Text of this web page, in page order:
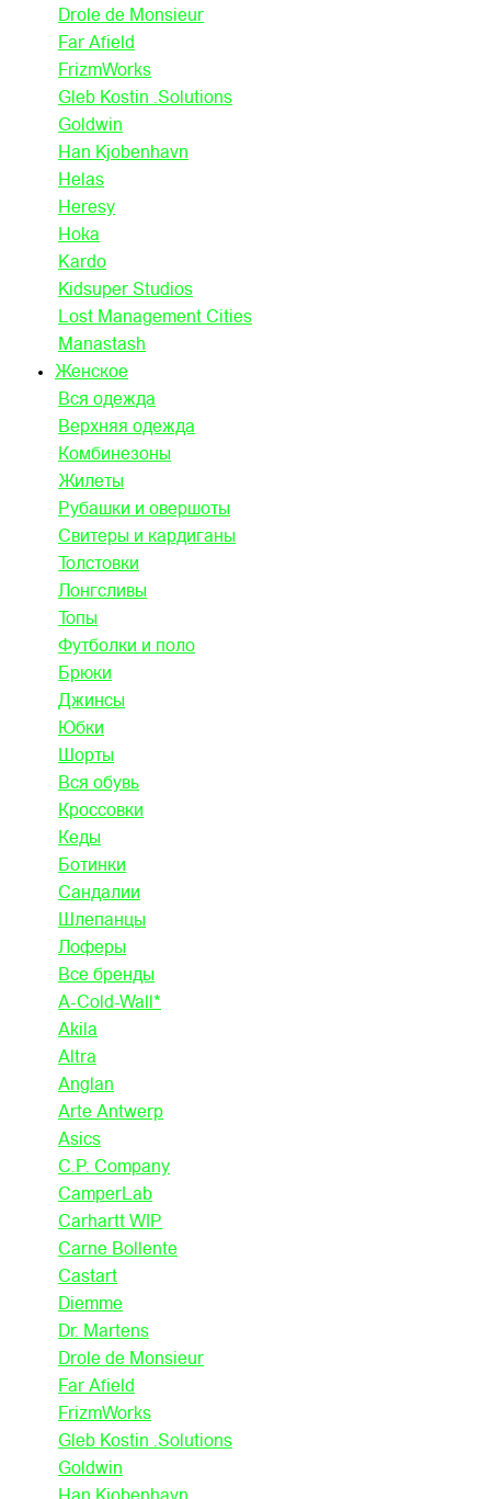
Drole de Monsieur
Far Afield
FrizmWorks
Gleb Kostin .Solutions
Goldwin
Han Kjobenhavn
Helas
Heresy
Hoka
Kardo
Kidsuper Studios
Lost Management Cities
Manastash
Женское
Вся одежда
Верхняя одежда
Комбинезоны
Жилеты
Рубашки и овершоты
Свитеры и кардиганы
Толстовки
Лонгсливы
Топы
Футболки и поло
Брюки
Джинсы
Юбки
Шорты
Вся обувь
Кроссовки
Кеды
Ботинки
Сандалии
Шлепанцы
Лоферы
Все бренды
A-Cold-Wall*
Akila
Altra
Anglan
Arte Antwerp
Asics
C.P. Company
CamperLab
Carhartt WIP
Carne Bollente
Castart
Diemme
Dr. Martens
Drole de Monsieur
Far Afield
FrizmWorks
Gleb Kostin .Solutions
Goldwin